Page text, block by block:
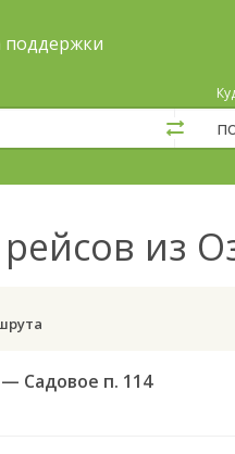
поддержки
из
Садовое п. 114